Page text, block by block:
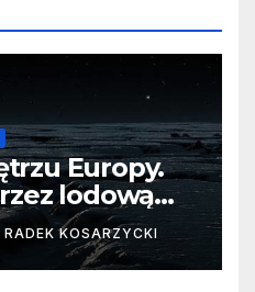
Europy.
lodową
RADEK KOSARZYCKI